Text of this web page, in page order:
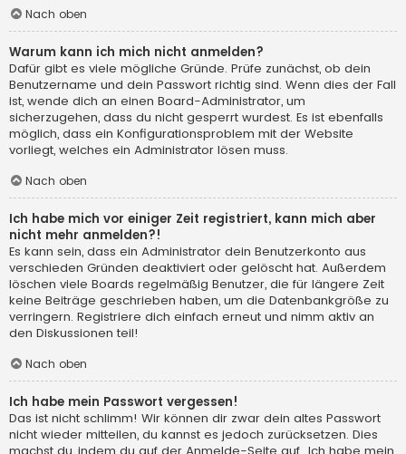
Nach oben
Warum kann ich mich nicht anmelden?
Dafür gibt es viele mögliche Gründe. Prüfe zunächst, ob dein
Benutzername und dein Passwort richtig sind. Wenn dies der Fall
ist, wende dich an einen Board-Administrator, um
sicherzugehen, dass du nicht gesperrt wurdest. Es ist ebenfalls
möglich, dass ein Konfigurationsproblem mit der Website
vorliegt, welches ein Administrator lösen muss.
Nach oben
Ich habe mich vor einiger Zeit registriert, kann mich aber
nicht mehr anmelden?!
Es kann sein, dass ein Administrator dein Benutzerkonto aus
verschieden Gründen deaktiviert oder gelöscht hat. Außerdem
löschen viele Boards regelmäßig Benutzer, die für längere Zeit
keine Beiträge geschrieben haben, um die Datenbankgröße zu
verringern. Registriere dich einfach erneut und nimm aktiv an
den Diskussionen teil!
Nach oben
Ich habe mein Passwort vergessen!
Das ist nicht schlimm! Wir können dir zwar dein altes Passwort
nicht wieder mitteilen, du kannst es jedoch zurücksetzen. Dies